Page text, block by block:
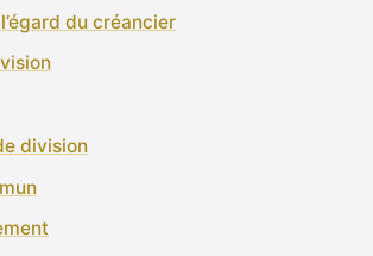
du créancier
division